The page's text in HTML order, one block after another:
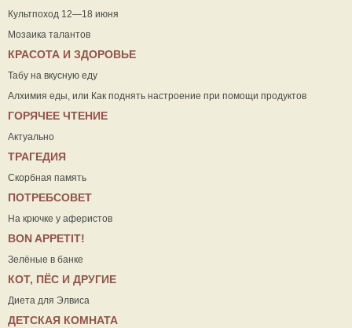
Культпоход 12—18 июня
Мозаика талантов
КРАСОТА И ЗДОРОВЬЕ
Табу на вкусную еду
Алхимия еды, или Как поднять настроение при помощи продуктов
ГОРЯЧЕЕ ЧТЕНИЕ
Актуально
ТРАГЕДИЯ
Скорбная память
ПОТРЕБСОВЕТ
На крючке у аферистов
ВON APPETIT!
Зелёные в банке
КОТ, ПЁС И ДРУГИЕ
Диета для Элвиса
ДЕТСКАЯ КОМНАТА